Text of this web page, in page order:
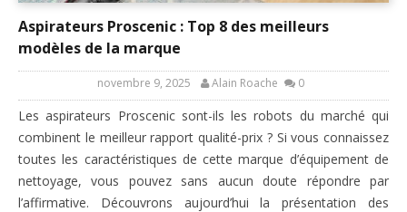
Aspirateurs Proscenic : Top 8 des meilleurs
modèles de la marque
novembre 9, 2025 Alain Roache 0
Les aspirateurs Proscenic sont-ils les robots du marché qui
combinent le meilleur rapport qualité-prix ? Si vous connaissez
toutes les caractéristiques de cette marque d’équipement de
nettoyage, vous pouvez sans aucun doute répondre par
l’affirmative. Découvrons aujourd’hui la présentation des